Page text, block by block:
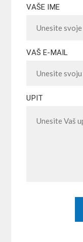
VAŠE IME
VAŠ E-MAIL
UPIT